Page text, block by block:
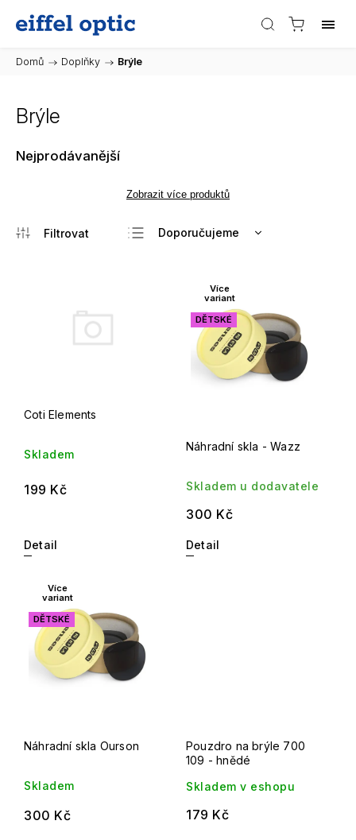
Domů / Doplňky / Brýle
Brýle
Nejprodávanější
Zobrazit více produktů
Doporučujeme
Nejdražší
Nejprodávanější
Abecedně
Coti Elements
Skladem
199 Kč
Detail
Více
variant
DĚTSKÉ
Náhradní skla - Wazz
Skladem u dodavatele
300 Kč
Detail
Více
variant
DĚTSKÉ
Náhradní skla Ourson
Skladem
300 Kč
Pouzdro na brýle 700
109 - hnědé
Skladem v eshopu
179 Kč